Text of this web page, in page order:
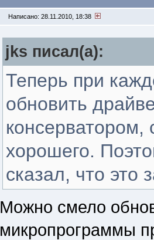
Написано: 28.11.2010, 18:38
jks писал(a):
Теперь при
обновить
консерватором,
хорошего.
сказал, что это
Можно смело
микропрограммы